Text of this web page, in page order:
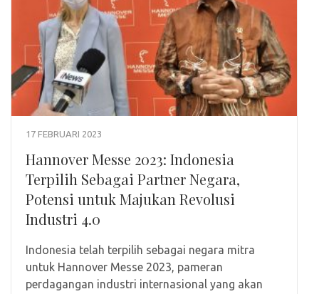
17 FEBRUARI 2023
Hannover Messe 2023: Indonesia
Terpilih Sebagai Partner Negara,
Potensi untuk Majukan Revolusi
Industri 4.0
Indonesia telah terpilih sebagai negara mitra
untuk Hannover Messe 2023, pameran
perdagangan industri internasional yang akan